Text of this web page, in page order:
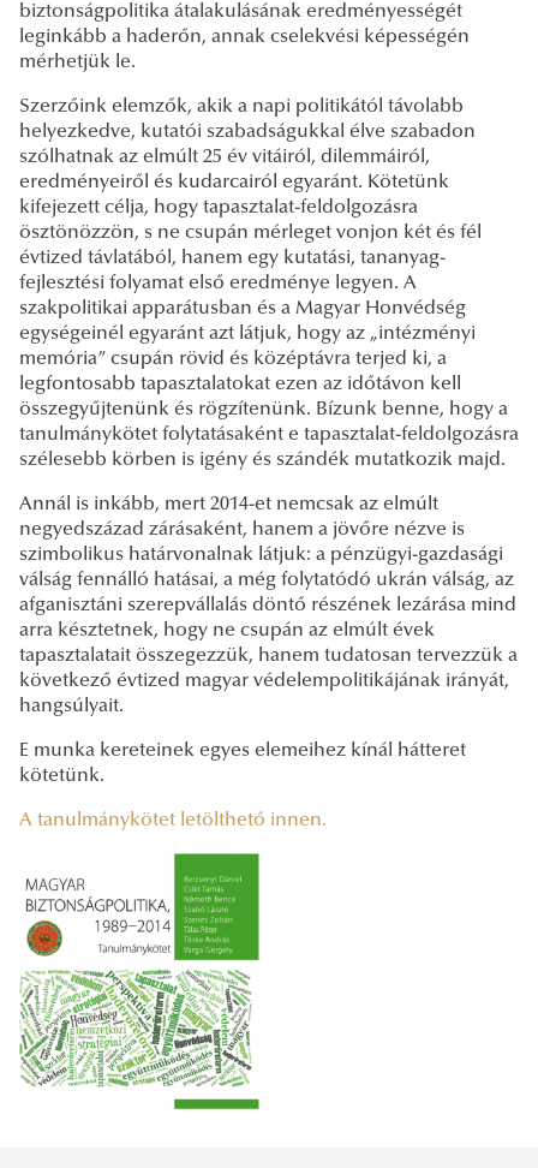
biztonságpolitika átalakulásának eredményességét
leginkább a haderőn, annak cselekvési képességén
mérhetjük le.
Szerzőink elemzők, akik a napi politikától távolabb
helyezkedve, kutatói szabadságukkal élve szabadon
szólhatnak az elmúlt 25 év vitáiról, dilemmáiról,
eredményeiről és kudarcairól egyaránt. Kötetünk
kifejezett célja, hogy tapasztalat-feldolgozásra
ösztönözzön, s ne csupán mérleget vonjon két és fél
évtized távlatából, hanem egy kutatási, tananyag-
fejlesztési folyamat első eredménye legyen. A
szakpolitikai apparátusban és a Magyar Honvédség
egységeinél egyaránt azt látjuk, hogy az „intézményi
memória” csupán rövid és középtávra terjed ki, a
legfontosabb tapasztalatokat ezen az időtávon kell
összegyűjtenünk és rögzítenünk. Bízunk benne, hogy a
tanulmánykötet folytatásaként e tapasztalat-feldolgozásra
szélesebb körben is igény és szándék mutatkozik majd.
Annál is inkább, mert 2014-et nemcsak az elmúlt
negyedszázad zárásaként, hanem a jövőre nézve is
szimbolikus határvonalnak látjuk: a pénzügyi-gazdasági
válság fennálló hatásai, a még folytatódó ukrán válság, az
afganisztáni szerepvállalás döntő részének lezárása mind
arra késztetnek, hogy ne csupán az elmúlt évek
tapasztalatait összegezzük, hanem tudatosan tervezzük a
következő évtized magyar védelempolitikájának irányát,
hangsúlyait.
E munka kereteinek egyes elemeihez kínál hátteret
kötetünk.
A tanulmánykötet letölthető innen.